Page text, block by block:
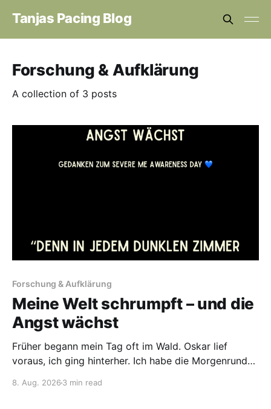
Tanjas Pacing Blog
Forschung & Aufklärung
A collection of 3 posts
Forschung & Aufklärung
Meine Welt schrumpft – und die
Angst wächst
Früher begann mein Tag oft im Wald. Oskar lief
voraus, ich ging hinterher. Ich habe die Morgenrunden
sehen und zu spüren. Nur wir beide. Manchmal im
8. Aug. 2026 3 min read